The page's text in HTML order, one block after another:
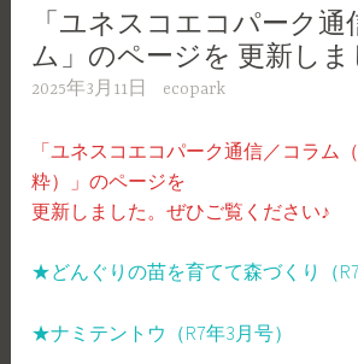
「ユネスコエコパーク通
ム」のページを 更新しま
2025年3月11日 ecopark
「ユネスコエコパーク通信／コラム
粋）」のページを
更新しました。ぜひご覧ください♪
★どんぐりの苗を育てて森づくり（R7
★ナミテントウ（R7年3月号）